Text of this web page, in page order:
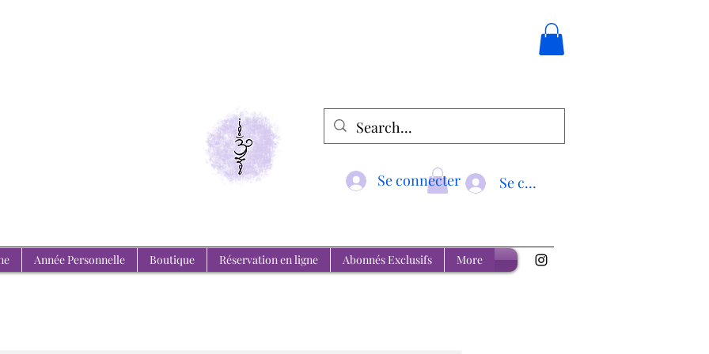
Se connecter
Se connecter
Année Personnelle Boutique Réservation en ligne Abonnés Exclusifs More